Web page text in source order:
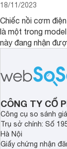
18/11/2023
Chiếc nồi cơm
là một trong
này đang nhận
nồi cơm điện này
CÔNG TY CỔ
Công cụ so sánh
Trụ sở chính: Số
Hà Nội
Giấy chứng nhận